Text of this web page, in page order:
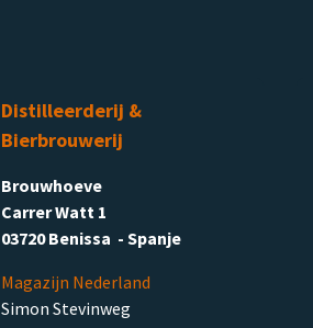
Distilleerderij &
Bierbrouwerij
Brouwhoeve
Carrer Watt 1
03720 Benissa - Spanje
Magazijn Nederland
Simon Stevinweg